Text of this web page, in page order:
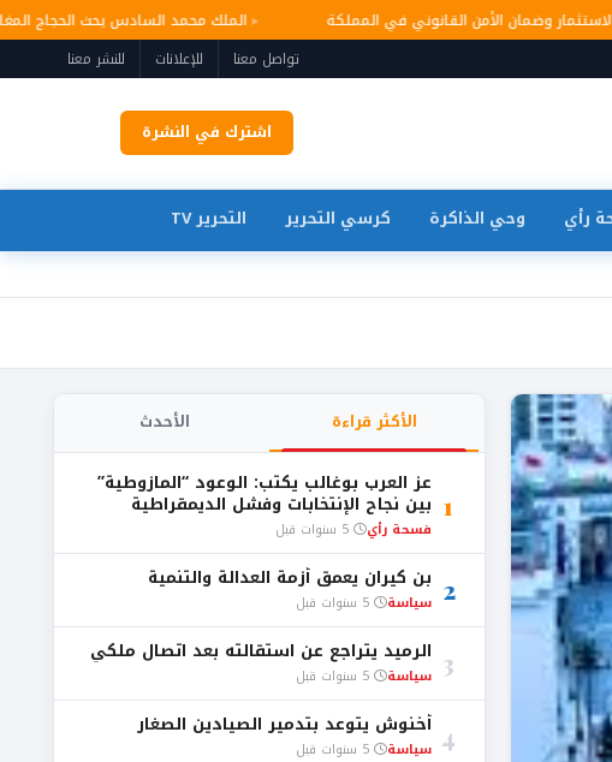
الاستثمار وضمان الأمن القانوني في المملكة
الملك محمد السادس يحث الحجاج
تواصل معنا للإعلانات للنشر معنا
اشترك في النشرة
رأي وحي الذاكرة كرسي التحرير التحرير TV
الأكثر قراءة الأحدث
1
عز العرب بوغالب يكتب: الوعود “المازوطية”
بين نجاح الإنتخابات وفشل الديمقراطية
فسحة رأي
2 بن كيران يعمق أزمة العدالة والتنمية
سياسة
3 الرميد يتراجع عن استقالته بعد اتصال ملكي
سياسة
4 أخنوش يتوعد بتدمير الصيادين الصغار
سياسة